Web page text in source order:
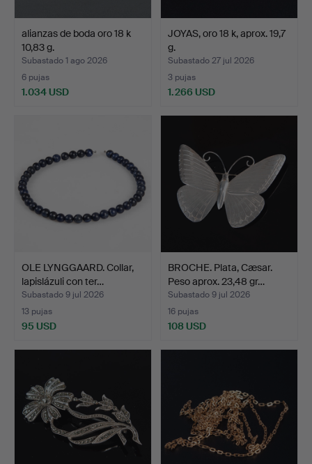
alianzas de boda oro 18 k
10,83 g.
Subastado 1 ago 2026
6 pujas
1.034 USD
JOYAS, oro 18 k, aprox. 19,7
g.
Subastado 27 jul 2026
3 pujas
1.266 USD
OLE LYNGGAARD. Collar,
lapislázuli con ter…
Subastado 9 jul 2026
13 pujas
95 USD
BROCHE. Plata, Cæsar.
Peso aprox. 23,48 gr…
Subastado 9 jul 2026
16 pujas
108 USD